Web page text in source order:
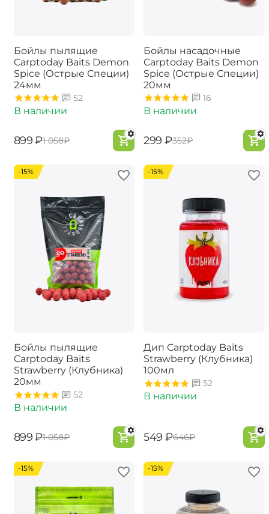
Бойлы пылящие
Carptoday Baits Demon
Spice (Острые Специи)
24мм
52
В наличии
‍899‍ ₽‍1 058‍₽
Бойлы насадочные
Carptoday Baits Demon
Spice (Острые Специи)
20мм
16
В наличии
‍299‍ ₽‍352‍₽
-15%
Бойлы пылящие
Carptoday Baits
Strawberry (Клубника)
20мм
52
В наличии
‍899‍ ₽‍1 058‍₽
-15%
Дип Carptoday Baits
Strawberry (Клубника)
100мл
52
В наличии
‍549‍ ₽‍646‍₽
-15% -15%